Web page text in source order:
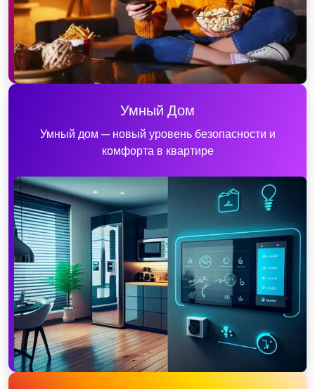
Умный Дом
Умный дом — новый уровень безопасности и
комфорта в квартире